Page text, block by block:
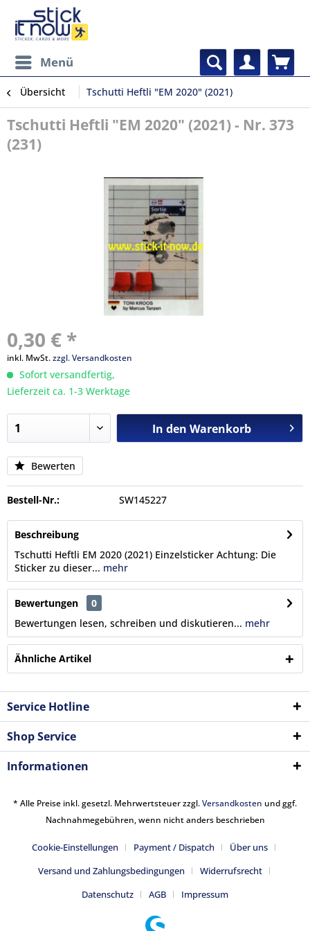
Menü
Übersicht Tschutti Heftli "EM 2020" (2021)
Tschutti Heftli "EM 2020" (2021) - Nr. 373
(231)
0,30 € *
inkl. MwSt.zzgl. Versandkosten
Sofort versandfertig,
Lieferzeit ca. 1-3 Werktage
In den Warenkorb
Bewerten
Bestell-Nr.: SW145227
Beschreibung
Tschutti Heftli EM 2020 (2021) Einzelsticker Achtung: Die
Sticker zu dieser... mehr
Bewertungen
0
Bewertungen lesen, schreiben und diskutieren... mehr
Ähnliche Artikel
Service Hotline
Shop Service
Informationen
* Alle Preise inkl. gesetzl. Mehrwertsteuer zzgl.Versandkosten und ggf.
Nachnahmegebühren, wenn nicht anders beschrieben
Cookie-Einstellungen Payment / Dispatch
Über uns
Versand und Zahlungsbedingungen
Widerrufsrecht
Datenschutz
AGB Impressum